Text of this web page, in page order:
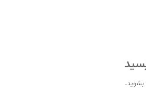
بشوید.